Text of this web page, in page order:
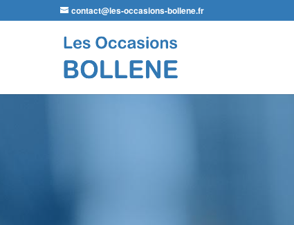
contact@les-occasions-bollene.fr